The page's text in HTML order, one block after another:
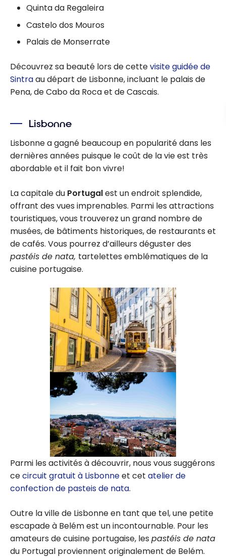
Quinta da Regaleira
Castelo dos Mouros
Palais de Monserrate
Découvrez sa beauté lors de cettevisite guidée de
Sintraau départ de Lisbonne, incluant le palais de
Pena, de Cabo da Roca et de Cascais.
Lisbonne
Lisbonne a gagné beaucoup en popularité dans les
dernières années puisque le coût de la vie est très
abordable et il fait bon vivre!
La capitale du Portugalest un endroit splendide,
offrant des vues imprenables. Parmi les attractions
touristiques, vous trouverez un grand nombre de
musées, de bâtiments historiques, de restaurants et
de cafés. Vous pourrez d’ailleurs déguster des
pastéis de nata, tartelettes emblématiques de la
cuisine portugaise.
Parmi les activités à découvrir, nous vous suggérons
cecircuit gratuit à Lisbonneet cet atelier de
confection de pasteis de nata.
Outre la ville de Lisbonne en tant que tel, une petite
escapade à Belém est un incontournable. Pour les
amateurs de cuisine portugaise, les pastéis de nata
du Portugal proviennent originalement de Belém.